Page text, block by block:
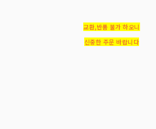
교환,반품 불가 하오니
신중한 주문 바랍니다